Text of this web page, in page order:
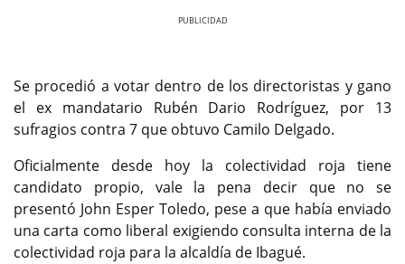
Se procedió a votar dentro de los directoristas y gano
el ex mandatario Rubén Dario Rodríguez, por 13
sufragios contra 7 que obtuvo Camilo Delgado.
Oficialmente desde hoy la colectividad roja tiene
candidato propio, vale la pena decir que no se
presentó John Esper Toledo, pese a que había enviado
una carta como liberal exigiendo consulta interna de la
colectividad roja para la alcaldía de Ibagué.